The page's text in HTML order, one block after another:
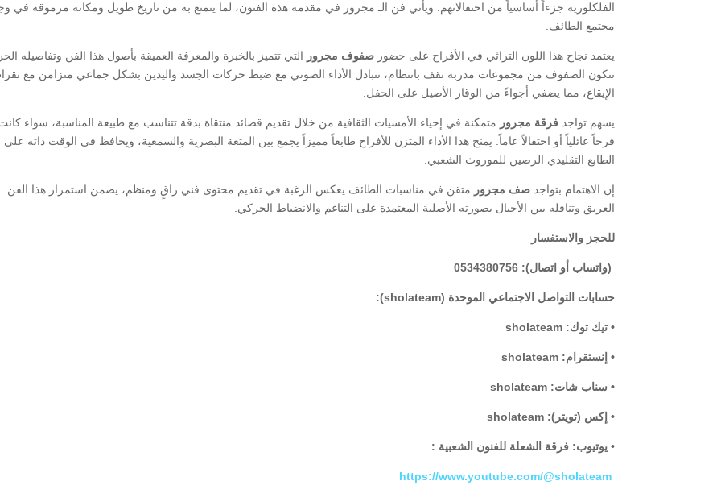
الفلكلورية جزءاً أساسياً من احتفالاتهم. ويأتي فن الـ مجرور في مقدمة هذه الفنون، لما يتمتع به من تاريخ طويل ومكانة مرموقة في
مجتمع الطائف.
​يعتمد نجاح هذا اللون التراثي في الأفراح على حضور صفوف مجرور التي تتميز بالخبرة والمعرفة العميقة بأصول هذا الفن وتفاصيله
تتكون الصفوف من مجموعات مدربة تقف بانتظام، تتبادل الأداء الصوتي مع ضبط حركات الجسد واليدين بشكل جماعي متزامن مع
الإيقاع، مما يضفي أجواءً من الوقار الأصيل على الحفل.
​يسهم تواجد فرقة مجرور متمكنة في إحياء الأمسيات الثقافية من خلال تقديم قصائد منتقاة بدقة تتناسب مع طبيعة المناسبة، سواء
فرحاً عائلياً أو احتفالاً عاماً. يمنح هذا الأداء المتزن للأفراح طابعاً مميزاً يجمع بين المتعة البصرية والسمعية، ويحافظ في الوقت ذاته على
الطابع التقليدي الرصين للموروث الشعبي.
​إن الاهتمام بتواجد صف مجرور متقن في مناسبات الطائف يعكس الرغبة في تقديم محتوى فني راقٍ ومنظم، يضمن استمرار هذا الفن
العريق وتناقله بين الأجيال بصورته الأصلية المعتمدة على التناغم والانضباط الحركي.
للحجز والاستفسار
(واتساب أو اتصال): 0534380756
حسابات التواصل الاجتماعي الموحدة (sholateam):
• تيك توك: sholateam
• إنستقرام: sholateam
• سناب شات: sholateam
• إكس (تويتر): sholateam
• يوتيوب: فرقة الشعلة للفنون الشعبية :
https://www.youtube.com/@sholateam